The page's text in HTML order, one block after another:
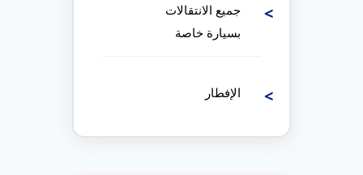
جميع الانتقالات
بسيارة خاصة
الإفطار